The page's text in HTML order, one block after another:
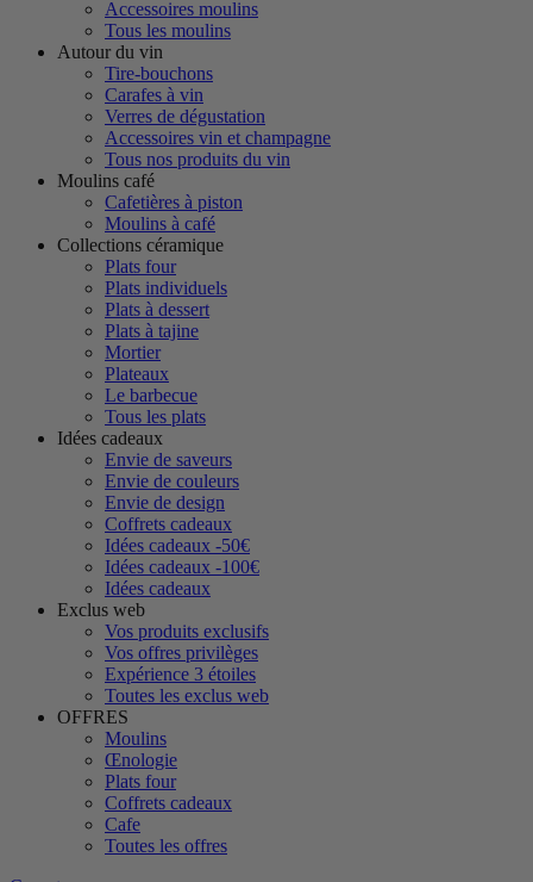
Accessoires moulins
Tous les moulins
Autour du vin
Tire-bouchons
Carafes à vin
Verres de dégustation
Accessoires vin et champagne
Tous nos produits du vin
Moulins café
Cafetières à piston
Moulins à café
Collections céramique
Plats four
Plats individuels
Plats à dessert
Plats à tajine
Mortier
Plateaux
Le barbecue
Tous les plats
Idées cadeaux
Envie de saveurs
Envie de couleurs
Envie de design
Coffrets cadeaux
Idées cadeaux -50€
Idées cadeaux -100€
Idées cadeaux
Exclus web
Vos produits exclusifs
Vos offres privilèges
Expérience 3 étoiles
Toutes les exclus web
OFFRES
Moulins
Œnologie
Plats four
Coffrets cadeaux
Cafe
Toutes les offres